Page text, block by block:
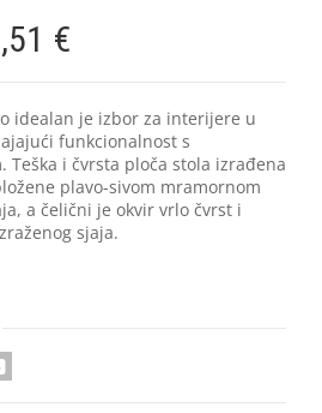
€
idealan je izbor za interijere u
funkcionalnost s
Teška i čvrsta ploča stola izrađena
plavo-sivom mramornom
a čelični je okvir vrlo čvrst i
sjaja.